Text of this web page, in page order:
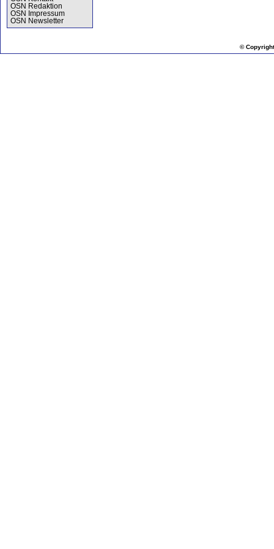
OSN Redaktion
OSN Impressum
OSN Newsletter
©